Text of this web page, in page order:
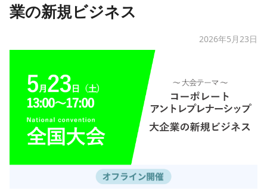
業の新規ビジネス
2026年5月23日